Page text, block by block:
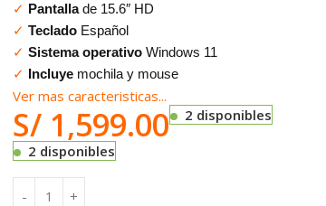
✓ Pantallade 15.6″ HD
✓ Teclado Español
✓ Sistema operativo Windows 11
✓ Incluye mochila y mouse
Ver mas caracteristicas...
S/ 1,599.00
2 disponibles
2 disponibles